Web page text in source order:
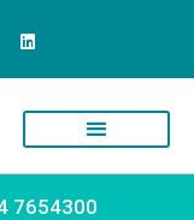
7654300